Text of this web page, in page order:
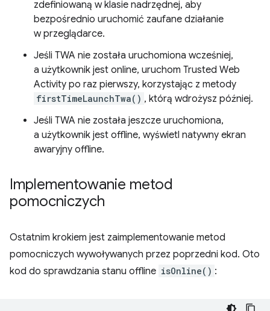
zdefiniowaną w klasie nadrzędnej, aby
bezpośrednio uruchomić zaufane działanie
w przeglądarce.
Jeśli TWA nie została uruchomiona wcześniej,
a użytkownik jest online, uruchom Trusted Web
Activity po raz pierwszy, korzystając z metody
firstTimeLaunchTwa() , którą wdrożysz później.
Jeśli TWA nie została jeszcze uruchomiona,
a użytkownik jest offline, wyświetl natywny ekran
awaryjny offline.
Implementowanie metod
pomocniczych
Ostatnim krokiem jest zaimplementowanie metod
pomocniczych wywoływanych przez poprzedni kod. Oto
kod do sprawdzania stanu offline isOnline() :